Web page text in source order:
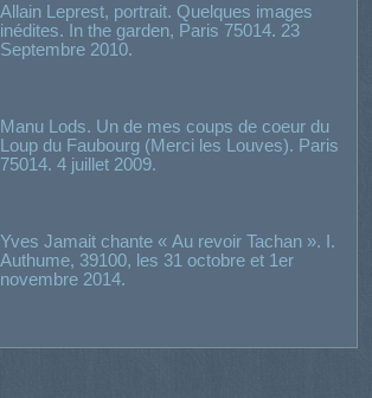
Allain Leprest, portrait. Quelques images
inédites. In the garden, Paris 75014. 23
Septembre 2010.
Manu Lods. Un de mes coups de coeur du
Loup du Faubourg (Merci les Louves). Paris
75014. 4 juillet 2009.
Yves Jamait chante « Au revoir Tachan ». I.
Authume, 39100, les 31 octobre et 1er
novembre 2014.